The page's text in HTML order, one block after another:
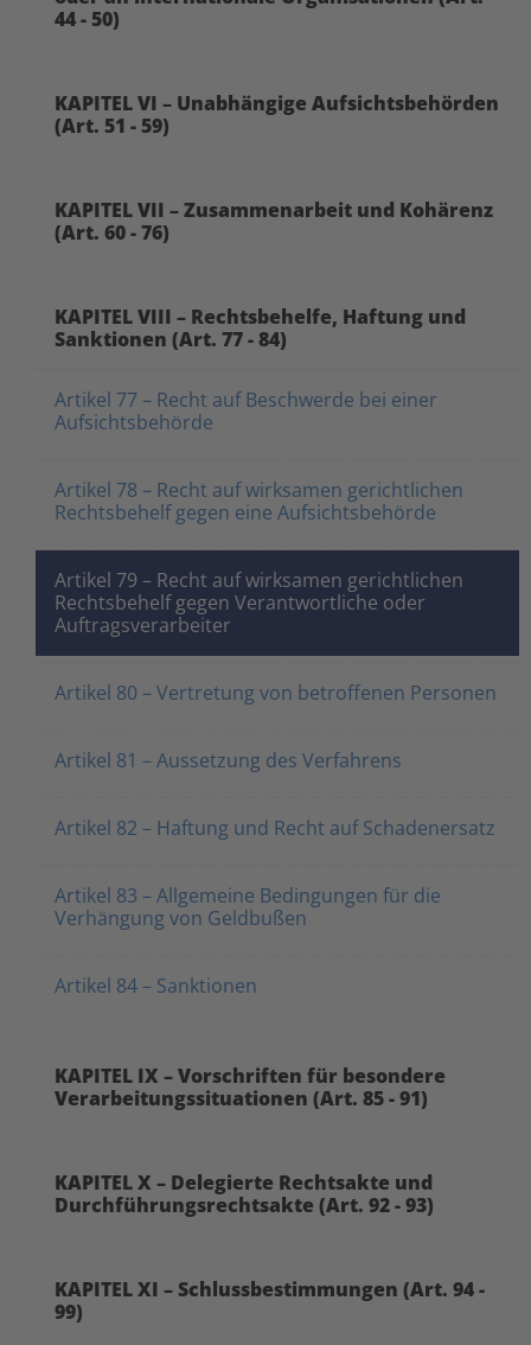
44 - 50)
KAPITEL VI – Unabhängige Aufsichtsbehörden
(Art. 51 - 59)
KAPITEL VII – Zusammenarbeit und Kohärenz
(Art. 60 - 76)
KAPITEL VIII – Rechtsbehelfe, Haftung und
Sanktionen (Art. 77 - 84)
Artikel 77 – Recht auf Beschwerde bei einer
Aufsichtsbehörde
Artikel 78 – Recht auf wirksamen gerichtlichen
Rechtsbehelf gegen eine Aufsichtsbehörde
Artikel 79 – Recht auf wirksamen gerichtlichen
Rechtsbehelf gegen Verantwortliche oder
Auftragsverarbeiter
Artikel 80 – Vertretung von betroffenen Personen
Artikel 81 – Aussetzung des Verfahrens
Artikel 82 – Haftung und Recht auf Schadenersatz
Artikel 83 – Allgemeine Bedingungen für die
Verhängung von Geldbußen
Artikel 84 – Sanktionen
KAPITEL IX – Vorschriften für besondere
Verarbeitungssituationen (Art. 85 - 91)
KAPITEL X – Delegierte Rechtsakte und
Durchführungsrechtsakte (Art. 92 - 93)
KAPITEL XI – Schlussbestimmungen (Art. 94 -
99)